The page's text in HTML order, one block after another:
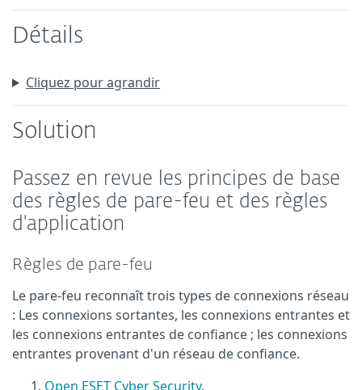
Détails
Cliquez pour agrandir
Solution
Passez en revue les principes de base
des règles de pare-feu et des règles
d'application
Règles de pare-feu
Le pare-feu reconnaît trois types de connexions réseau
: Les connexions sortantes, les connexions entrantes et
les connexions entrantes de confiance ; les connexions
entrantes provenant d'un réseau de confiance.
Open ESET Cyber Security.